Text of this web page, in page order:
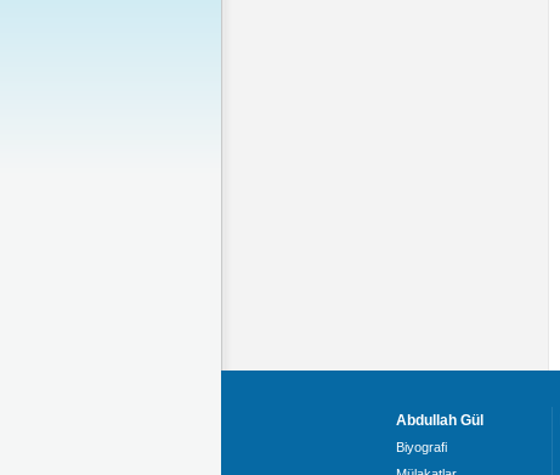
Abdullah Gül
Biyografi